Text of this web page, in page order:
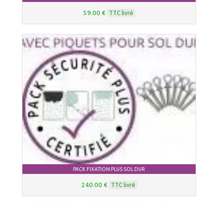
59.00 € TTC livré
PACK FIXATION PLUS SOL DUR
240.00 € TTC livré